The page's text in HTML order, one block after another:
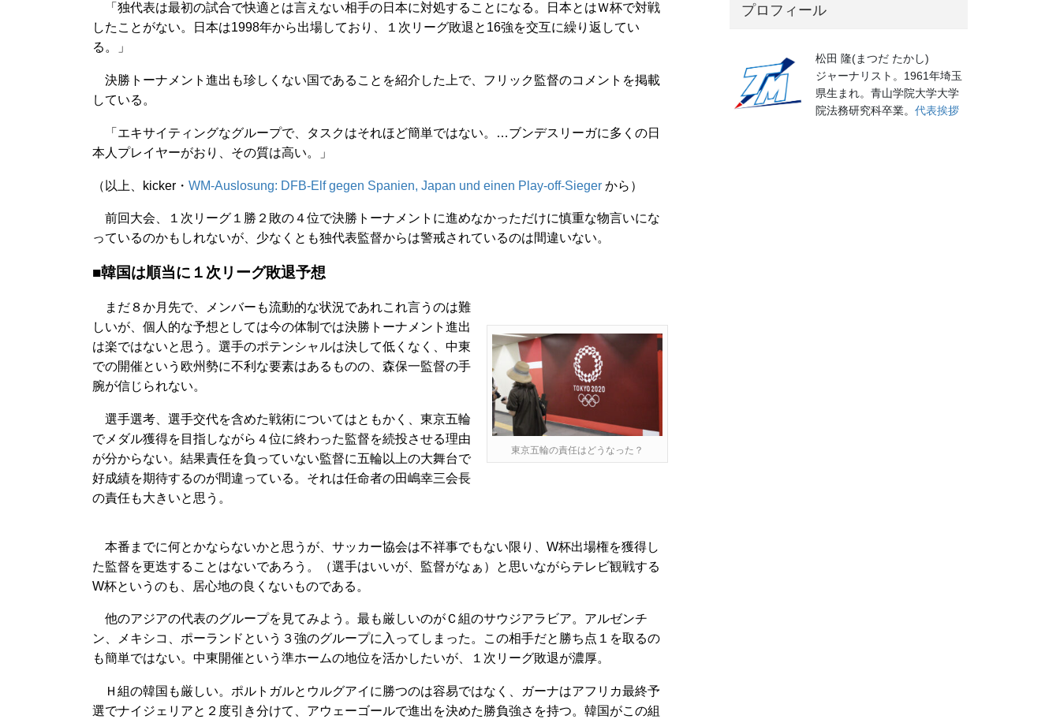
「独代表は最初の試合で快適とは言えない相手の日本に対処することになる。日本とはＷ杯で対戦
したことがない。日本は1998年から出場しており、１次リーグ敗退と16強を交互に繰り返してい
る。」
決勝トーナメント進出も珍しくない国であることを紹介した上で、フリック監督のコメントを掲載
している。
「エキサイティングなグループで、タスクはそれほど簡単ではない。…ブンデスリーガに多くの日
本人プレイヤーがおり、その質は高い。」
（以上、kicker・ WM-Auslosung: DFB-Elf gegen Spanien, Japan und einen Play-off-Sieger から）
前回大会、１次リーグ１勝２敗の４位で決勝トーナメントに進めなかっただけに慎重な物言いにな
っているのかもしれないが、少なくとも独代表監督からは警戒されているのは間違いない。
■韓国は順当に１次リーグ敗退予想
東京五輪の責任はどうなった？
まだ８か月先で、メンバーも流動的な状況であれこれ言うのは難
しいが、個人的な予想としては今の体制では決勝トーナメント進出
は楽ではないと思う。選手のポテンシャルは決して低くなく、中東
での開催という欧州勢に不利な要素はあるものの、森保一監督の手
腕が信じられない。
選手選考、選手交代を含めた戦術についてはともかく、東京五輪
でメダル獲得を目指しながら４位に終わった監督を続投させる理由
が分からない。結果責任を負っていない監督に五輪以上の大舞台で
好成績を期待するのが間違っている。それは任命者の田嶋幸三会長
の責任も大きいと思う。
本番までに何とかならないかと思うが、サッカー協会は不祥事でもない限り、W杯出場権を獲得し
た監督を更迭することはないであろう。（選手はいいが、監督がなぁ）と思いながらテレビ観戦する
W杯というのも、居心地の良くないものである。
他のアジアの代表のグループを見てみよう。最も厳しいのがＣ組のサウジアラビア。アルゼンチ
ン、メキシコ、ポーランドという３強のグループに入ってしまった。この相手だと勝ち点１を取るの
も簡単ではない。中東開催という準ホームの地位を活かしたいが、１次リーグ敗退が濃厚。
Ｈ組の韓国も厳しい。ポルトガルとウルグアイに勝つのは容易ではなく、ガーナはアフリカ最終予
選でナイジェリアと２度引き分けて、アウェーゴールで進出を決めた勝負強さを持つ。韓国がこの組
プロフィール
松田 隆(まつだ たかし)
ジャーナリスト。1961年埼玉
県生まれ。青山学院大学大学
院法務研究科卒業。代表挨拶